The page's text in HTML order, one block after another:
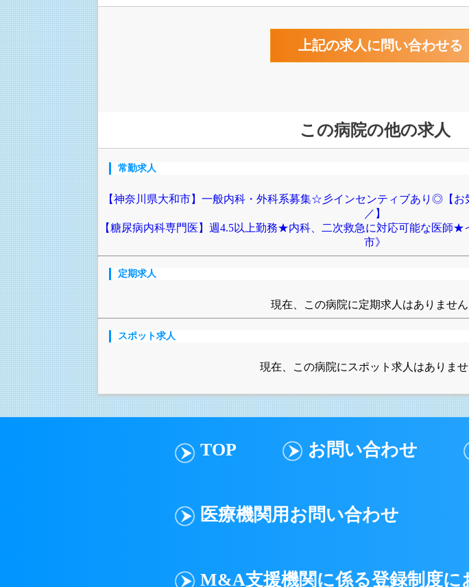
この病院の他の求人
常勤求人
【神奈川県大和市】一般内科・外科系募集☆彡インセンティブあり◎【
／】
【糖尿病内科専門医】週4.5以上勤務★内科、二次救急に対応可能な医師
市》
定期求人
現在、この病院に定期求人はありません
スポット求人
現在、この病院にスポット求人はありませ
TOP お問い合わせ
医療機関用お問い合わせ
M&A支援機関に係る登録制度に